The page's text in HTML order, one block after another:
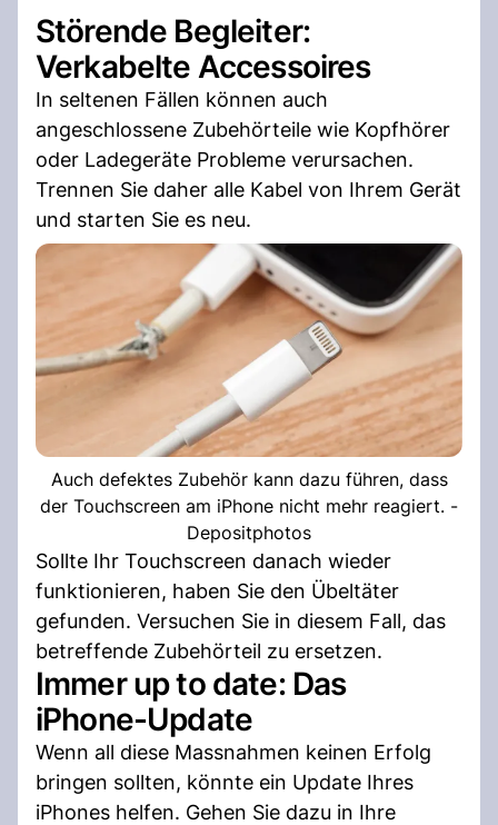
Störende Begleiter:
Verkabelte Accessoires
In seltenen Fällen können auch
angeschlossene Zubehörteile wie Kopfhörer
oder Ladegeräte Probleme verursachen.
Trennen Sie daher alle Kabel von Ihrem Gerät
und starten Sie es neu.
Auch defektes Zubehör kann dazu führen, dass
der Touchscreen am iPhone nicht mehr reagiert. -
Depositphotos
Sollte Ihr Touchscreen danach wieder
funktionieren, haben Sie den Übeltäter
gefunden. Versuchen Sie in diesem Fall, das
betreffende Zubehörteil zu ersetzen.
Immer up to date: Das
iPhone-Update
Wenn all diese Massnahmen keinen Erfolg
bringen sollten, könnte ein Update Ihres
iPhones helfen. Gehen Sie dazu in Ihre